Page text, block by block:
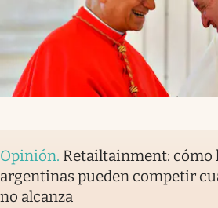
Opinión. Retailtainment: cómo
argentinas pueden competir
no alcanza